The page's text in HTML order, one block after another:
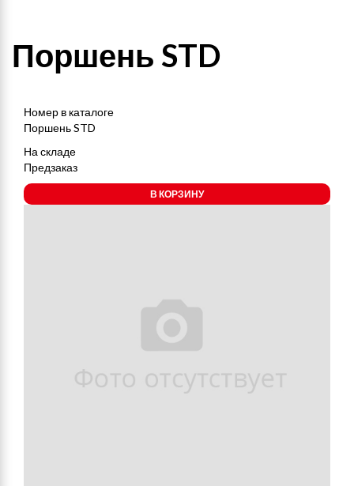
Поршень STD
Номер в каталоге
Поршень STD
На складе
Предзаказ
В КОРЗИНУ